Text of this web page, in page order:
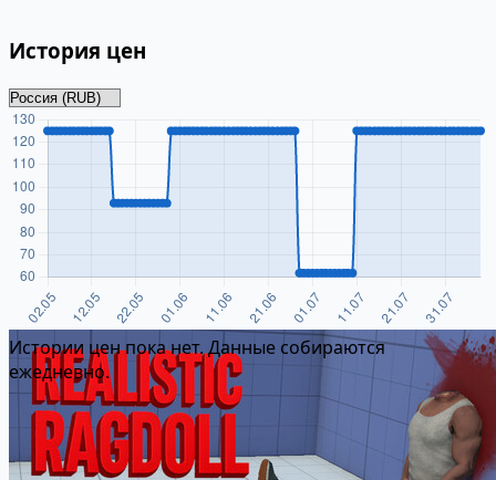
История цен
Истории цен пока нет. Данные собираются
ежедневно.